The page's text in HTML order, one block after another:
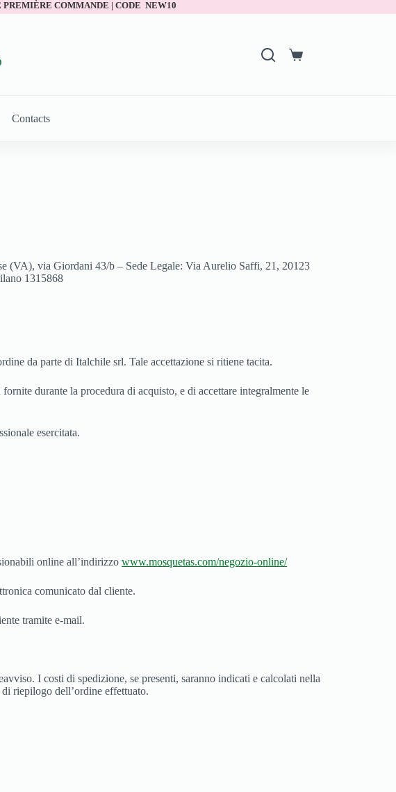
PREMIÈRE COMMANDE | CODE NEW10
Contacts
(VA), via Giordani 43/b – Sede Legale: Via Aurelio Saffi, 21, 20123
1315868
da parte di Italchile srl. Tale accettazione si ritiene tacita.
durante la procedura di acquisto, e di accettare integralmente le
esercitata.
online all’indirizzowww.mosquetas.com/negozio-online/
comunicato dal cliente.
tramite e-mail.
I costi di spedizione, se presenti, saranno indicati e calcolati nella
riepilogo dell’ordine effettuato.